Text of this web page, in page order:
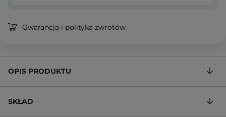
Gwarancja i polityka zwrotów
OPIS PRODUKTU
SKŁAD